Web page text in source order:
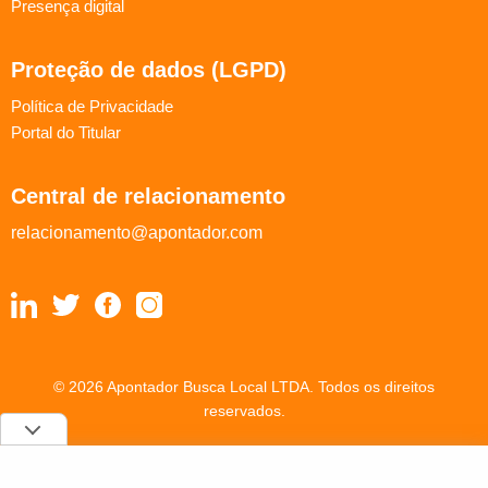
Presença digital
Proteção de dados (LGPD)
Política de Privacidade
Portal do Titular
Central de relacionamento
relacionamento@apontador.com
© 2026 Apontador Busca Local LTDA. Todos os direitos
reservados.